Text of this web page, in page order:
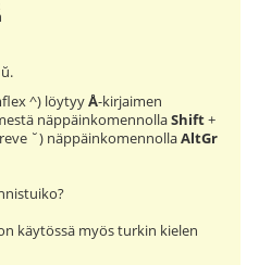
^) löytyyÅ-kirjaimen
näppäinkomennollaShift+
˘) näppäinkomennollaAltGr
käytössä myös turkin kielen